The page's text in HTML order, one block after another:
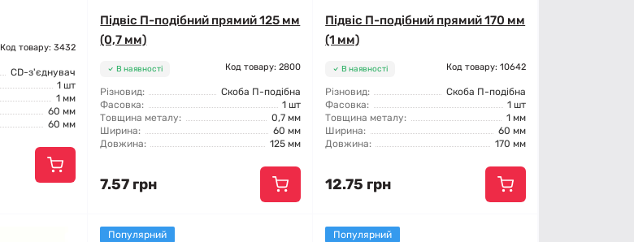
Код товару: 3432
CD-з'єднувач
1 шт
1 мм
60 мм
60 мм
Підвіс П-подібний прямий 125 мм
(0,7 мм)
В наявності Код товару: 2800
Різновид:
Скоба П-подібна
Фасовка:
1 шт
Товщина металу:
0,7 мм
Ширина:
60 мм
Довжина:
125 мм
7.57 грн
Підвіс П-подібний прямий 170 мм
(1 мм)
В наявності Код товару: 10642
Різновид:
Скоба П-подібна
Фасовка:
1 шт
Товщина металу:
1 мм
Ширина:
60 мм
Довжина:
170 мм
12.75 грн
Популярний Популярний